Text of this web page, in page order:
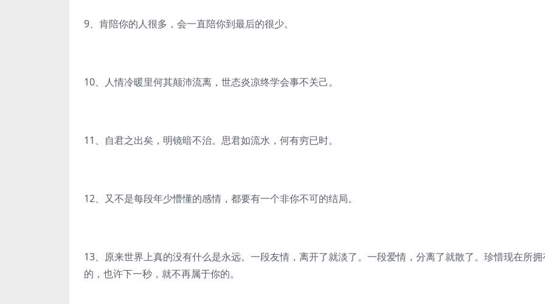
9、肯陪你的人很多，会一直陪你到最后的很少。
10、人情冷暖里何其颠沛流离，世态炎凉终学会事不关己。
11、自君之出矣，明镜暗不治。思君如流水，何有穷已时。
12、又不是每段年少懵懂的感情，都要有一个非你不可的结局。
13、原来世界上真的没有什么是永远。一段友情，离开了就淡了。一段爱情，分离了就散了。珍惜现在所拥
的，也许下一秒，就不再属于你的。